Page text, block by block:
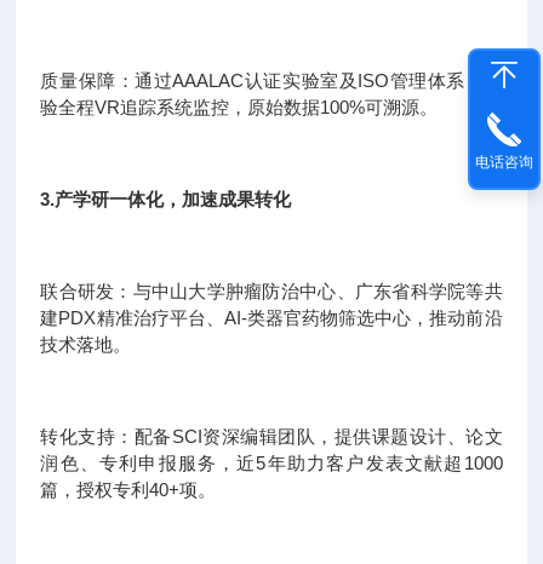
质量保障：通过AAALAC认证实验室及ISO管理体系，实
验全程VR追踪系统监控，原始数据100%可溯源。
3.产学研一体化，加速成果转化
联合研发：与中山大学肿瘤防治中心、广东省科学院等共
建PDX精准治疗平台、AI-类器官药物筛选中心，推动前沿
技术落地。
转化支持：配备SCI资深编辑团队，提供课题设计、论文
润色、专利申报服务，近5年助力客户发表文献超1000
篇，授权专利40+项。
电话咨询